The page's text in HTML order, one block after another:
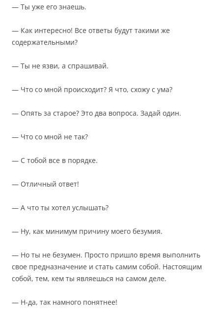
— Ты уже его знаешь.
— Как интересно! Все ответы будут такими же
содержательными?
— Ты не язви, а спрашивай.
— Что со мной происходит? Я что, схожу с ума?
— Опять за старое? Это два вопроса. Задай один.
— Что со мной не так?
— С тобой все в порядке.
— Отличный ответ!
— А что ты хотел услышать?
— Ну, как минимум причину моего безумия.
— Но ты не безумен. Просто пришло время выполнить
свое предназначение и стать самим собой. Настоящим
собой, тем, кем ты являешься на самом деле.
— Н-да, так намного понятнее!